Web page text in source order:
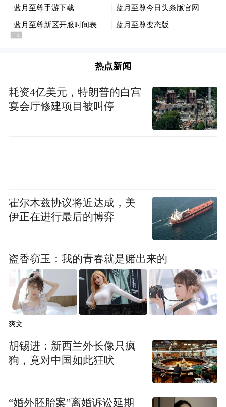
热点新闻
耗资4亿美元，特朗普的白宫
宴会厅修建项目被叫停
霍尔木兹协议将近达成，美
伊正在进行最后的博弈
盗香窃玉：我的青春就是赌出来的
爽文
胡锡进：新西兰外长像只疯
狗，竟对中国如此狂吠
“婚外胚胎案”离婚诉讼延期